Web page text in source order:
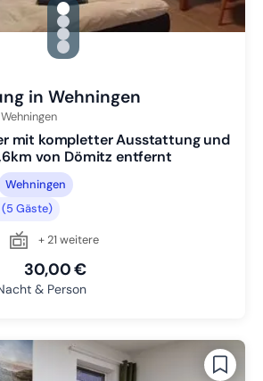
gallery.slide_selector
Zu Slide 1 wechseln
Zu Slide 2 wechseln
Zu Slide 3 wechseln
Zu Slide 4 wechseln
in Wehningen
Wehningen
mit kompletter Ausstattung und
von Dömitz entfernt
Wehningen
Gäste)
+ 21 weitere
30,00 €
& Person